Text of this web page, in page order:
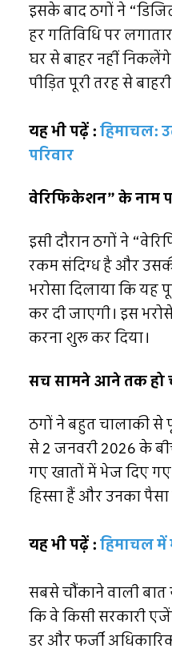
इसके बाद ठगों ने
हर गतिविधि पर
घर से बाहर नहीं
पीड़ित पूरी तरह से
यह भी पढ़ें :हिमाचल:
परिवार
वेरिफिकेशन” के नाम
इसी दौरान ठगों ने
रकम संदिग्ध है और
भरोसा दिलाया कि यह
कर दी जाएगी। इस
करना शुरू कर दिया।
सच सामने आने तक हो
ठगों ने बहुत चालाकी से
से 2 जनवरी 2026 के
गए खातों में भेज दिए
हिस्सा हैं और उनका पैसा
यह भी पढ़ें :हिमाचल में
सबसे चौंकाने वाली
कि वे किसी सरकारी
डर और फर्जी